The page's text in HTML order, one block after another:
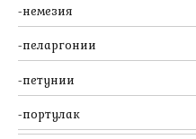
немезия
пеларгонии
петунии
портулак